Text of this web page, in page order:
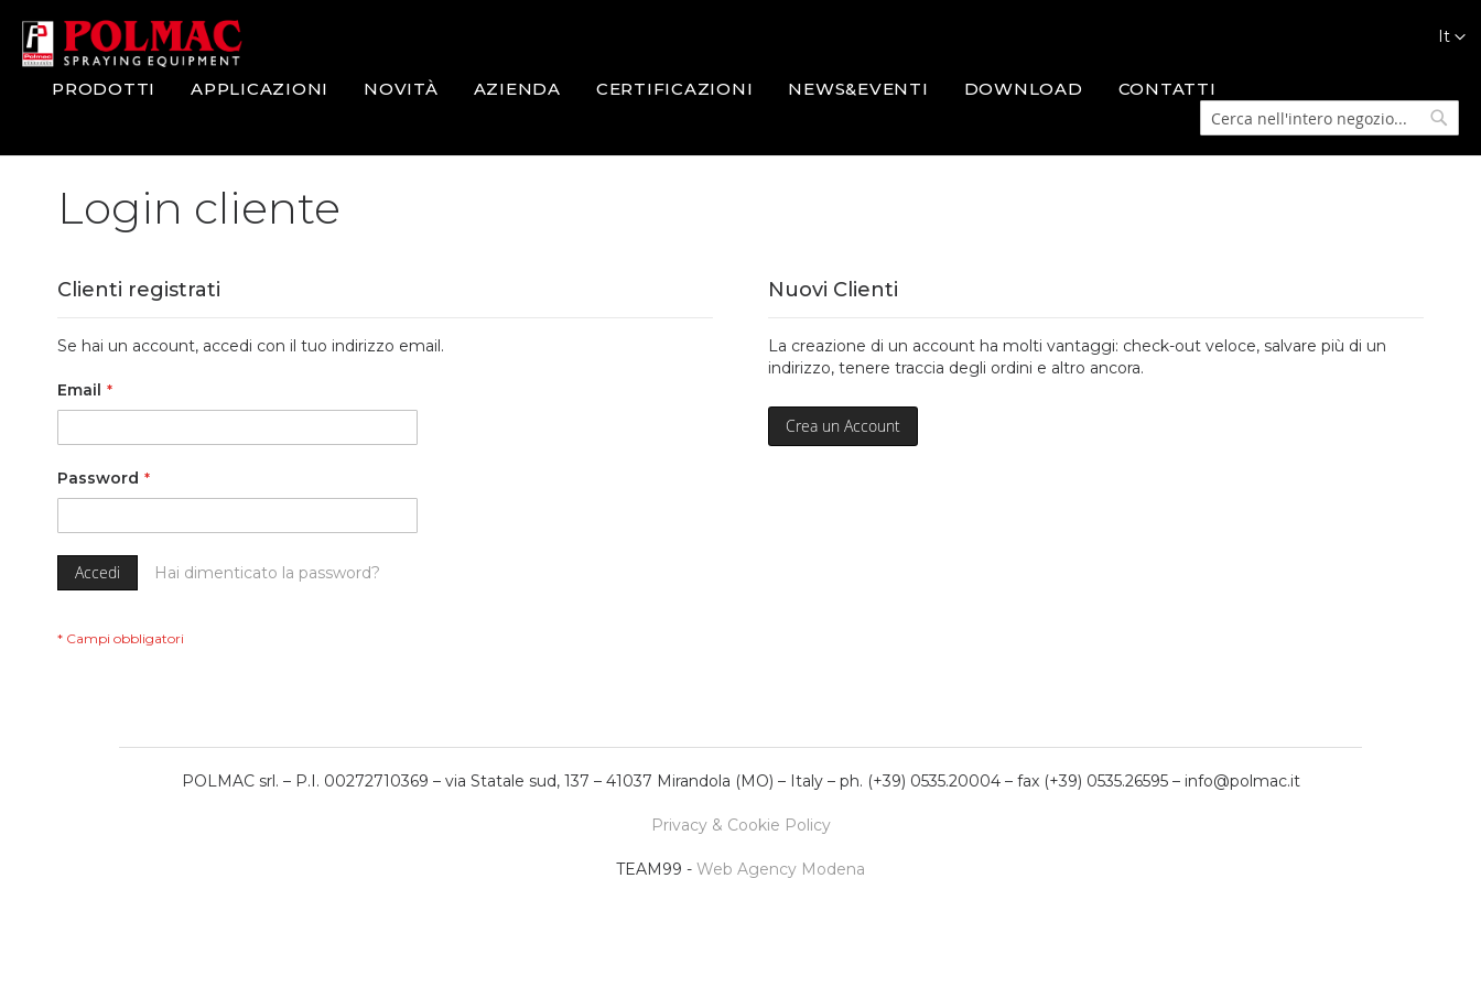
Salta
al
contenuto
Lingua
It
PRODOTTI APPLICAZIONI NOVITÀ AZIENDA CERTIFICAZIONI NEWS&EVENTI DOWNLOAD CONTATTI
Cerca
Login cliente
Clienti registrati
Se hai un account, accedi con il tuo indirizzo email.
Email
Password
Accedi Hai dimenticato la password?
Nuovi Clienti
La creazione di un account ha molti vantaggi: check-out veloce, salvare più di un
indirizzo, tenere traccia degli ordini e altro ancora.
Crea un Account
POLMAC srl. – P.I. 00272710369 – via Statale sud, 137 – 41037 Mirandola (MO) – Italy – ph. (+39) 0535.20004 – fax (+39) 0535.26595 – info@polmac.it
Privacy & Cookie Policy
TEAM99 - Web Agency Modena